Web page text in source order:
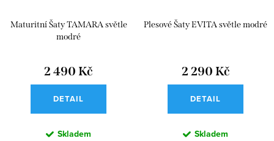
Maturitní Šaty TAMARA světle
modré
2 490 Kč
DETAIL
Skladem
Plesové Šaty EVITA světle modré
2 290 Kč
DETAIL
Skladem